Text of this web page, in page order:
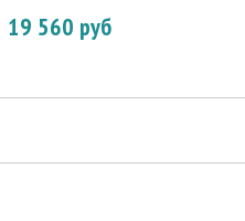
19 560 руб